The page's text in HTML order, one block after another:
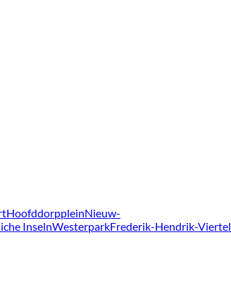
HoofddorppleinNieuw-
InselnWesterparkFrederik-Hendrik-Viertel